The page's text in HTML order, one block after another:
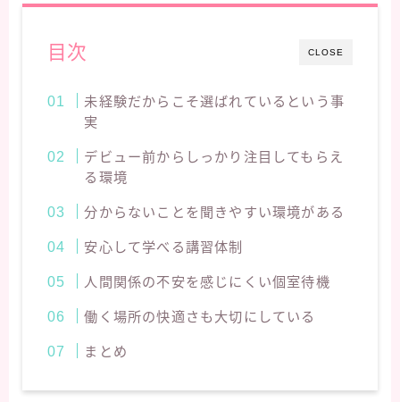
CLOSE
目次
未経験だからこそ選ばれているという事
実
デビュー前からしっかり注目してもらえ
る環境
分からないことを聞きやすい環境がある
安心して学べる講習体制
人間関係の不安を感じにくい個室待機
働く場所の快適さも大切にしている
まとめ